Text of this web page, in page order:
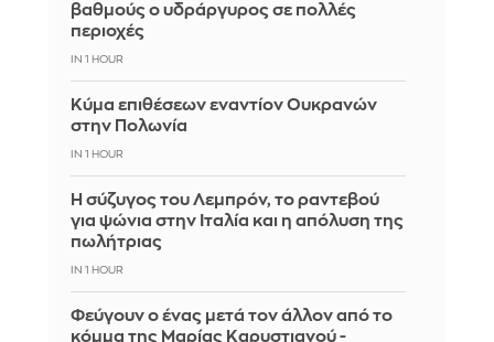
βαθμούς ο υδράργυρος σε πολλές
περιοχές
IN 1 HOUR
Κύμα επιθέσεων εναντίον Ουκρανών
στην Πολωνία
IN 1 HOUR
Η σύζυγος του Λεμπρόν, το ραντεβού
για ψώνια στην Ιταλία και η απόλυση της
πωλήτριας
IN 1 HOUR
Φεύγουν ο ένας μετά τον άλλον από το
κόμμα της Μαρίας Καρυστιανού -